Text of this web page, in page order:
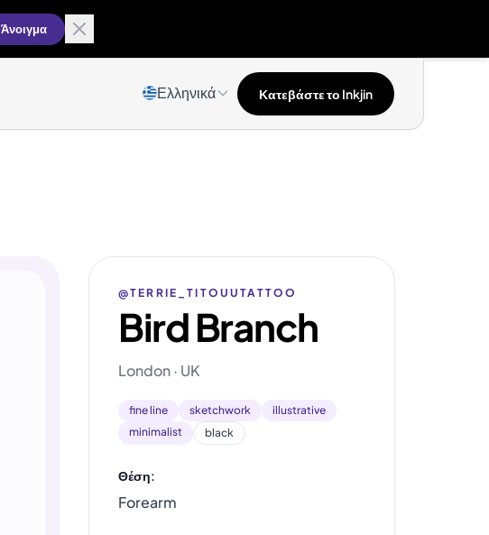
Άνοιγμα
Ελληνικά Κατεβάστε το Inkjin
@TERRIE_TITOUUTATTOO
Bird Branch
London · UK
fine line sketchwork
illustrative
minimalist
black
Θέση:
Forearm